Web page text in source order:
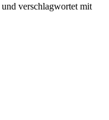
und verschlagwortet mit